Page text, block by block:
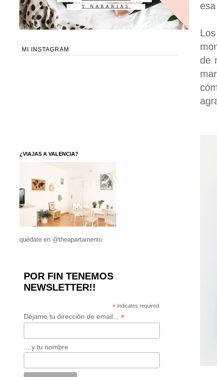
de
MI INSTAGRAM
¿VIAJAS A VALENCIA?
quédate en @theapartamento
POR FIN TENEMOS
NEWSLETTER!!
* indicates required
Déjame tu dirección de email... *
....y tu nombre